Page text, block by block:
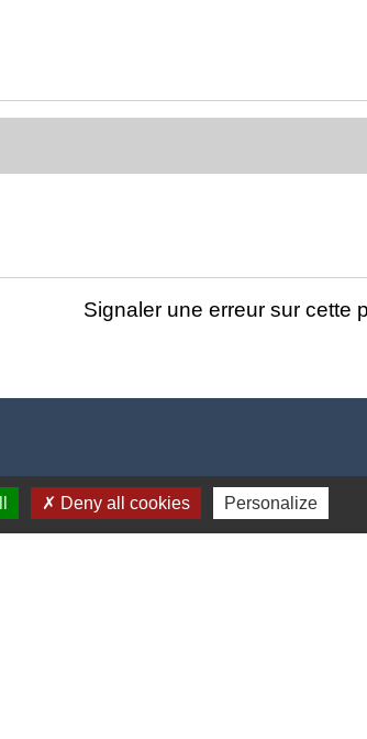
Signaler une erreur sur cette
Deny all cookies Personalize